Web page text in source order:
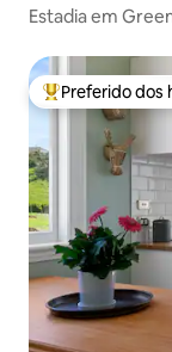
Estadia em
Entre os
Preferido dos